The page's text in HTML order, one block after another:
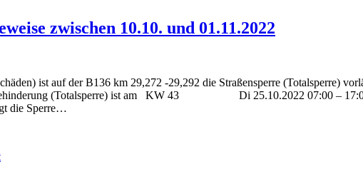
zwischen 10.10. und 01.11.2022
ist auf der B136 km 29,272 -29,292 die Straßensperre (Totalsperre)
(Totalsperre) ist am KW 43 Di 25.10.2022 07:00 – 17:00
die Sperre…